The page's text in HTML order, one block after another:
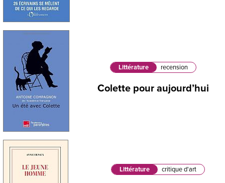
Littérature recension
Colette pour aujourd’hui
Littérature critique d'art